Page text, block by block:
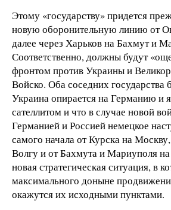
Этому «государству» придется
новую оборонительную линию от
далее через Харьков на Бахмут и
Соответственно, должны будут
фронтом против Украины и
Войско. Оба соседних государства
Украина опирается на Германию и
сателлитом и что в случае новой
Германией и Россией немецкое
самого начала от Курска на
Волгу и от Бахмута и Мариуполя на
новая стратегическая ситуация, в
максимального доныне
окажутся их исходными пунктами.